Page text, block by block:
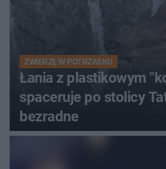
ZWIERZĘ W POTRZASKU
Łania z plastikowym
spaceruje po stolicy
bezradne